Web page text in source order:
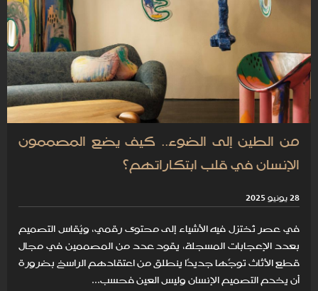
من الطين إلى الضوء.. كيف يضع المصممون
الإنسان في قلب ابتكاراتهم؟
28 يونيو 2025
في عصر تُختزل فيه الأشياء إلى محتوى رقمي، ويُقاس التصميم
بعدد الإعجابات المسجلة، يقود عدد من المصممين في مجال
قطع الأثاث توجًها جديدًا ينطلق من اعتقادهم الراسخ بضرورة
أن يخدم التصميم الإنسان وليس العين فحسب...